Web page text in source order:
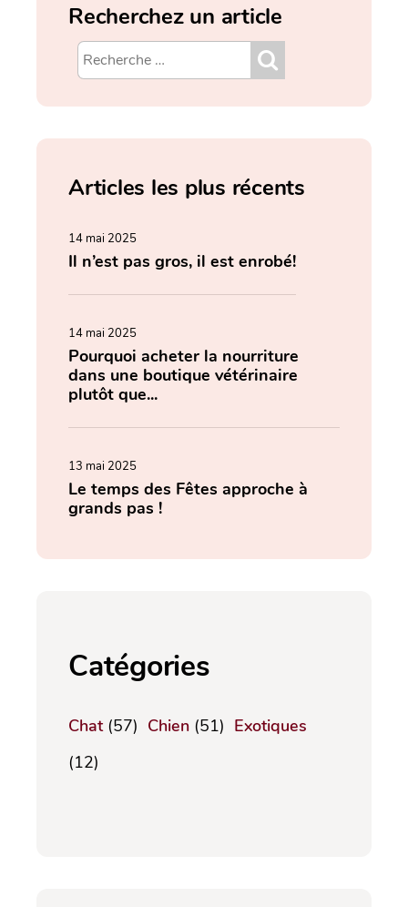
Recherchez un article
Articles les plus récents
14 mai 2025
Il n’est pas gros, il est enrobé!
14 mai 2025
Pourquoi acheter la nourriture
dans une boutique vétérinaire
plutôt que...
13 mai 2025
Le temps des Fêtes approche à
grands pas !
Catégories
Chat(57) Chien (51) Exotiques
(12)